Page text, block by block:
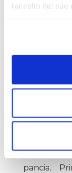
raccolto dal suo
Tornando
salita e
nella
correnti di
ed
novembre.
Va da sé
le
pancia.